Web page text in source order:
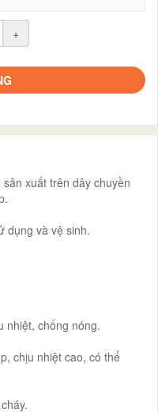
+
xuất trên dây chuyền
dụng và vệ sinh.
nhiệt, chống nóng.
chịu nhiệt cao, có thể